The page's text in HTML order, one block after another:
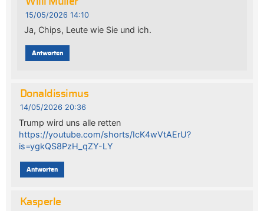
15/05/2026 14:10
Ja, Chips, Leute wie Sie und ich.
Antworten
Donaldissimus
14/05/2026 20:36
Trump wird uns alle retten
https://youtube.com/shorts/IcK4wVtAErU?
is=ygkQS8PzH_qZY-LY
Antworten
Kasperle